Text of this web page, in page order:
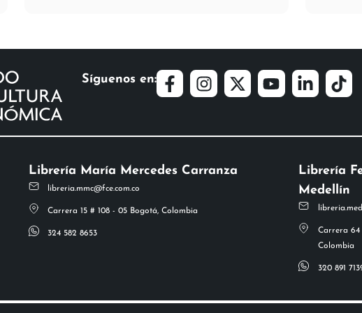
Síguenos en:
Librería María Mercedes Carranza
libreria.mmc@fce.com.co
Carrera 15 # 108 - 05 Bogotá, Colombia
324 582 8653
Librería
Medellín
Carrera 64
Colombia
320 891